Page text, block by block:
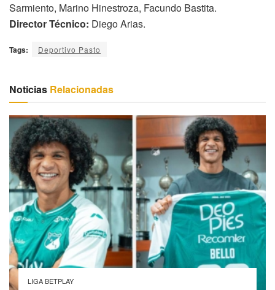
Sarmiento, Marino Hinestroza, Facundo Bastita.
Director Técnico: Diego Arias.
Tags: Deportivo Pasto
Noticias Relacionadas
LIGA BETPLAY